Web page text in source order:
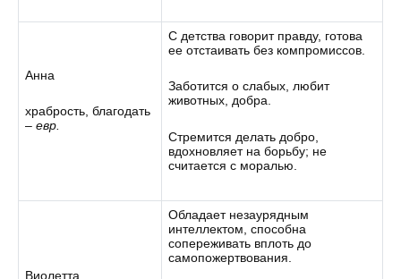
Анна
храбрость, благодать
–евр.
С детства говорит правду, готова
ее отстаивать без компромиссов.
Заботится о слабых, любит
животных, добра.
Стремится делать добро,
вдохновляет на борьбу; не
считается с моралью.
Виолетта
Обладает незаурядным
интеллектом, способна
сопереживать вплоть до
самопожертвования.